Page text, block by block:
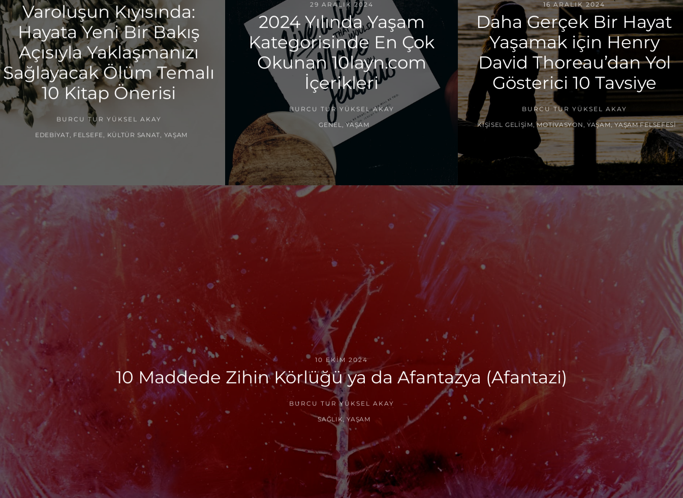
Varoluşun Kıyısında:
Hayata Yeni Bir Bakış
Açısıyla Yaklaşmanızı
Sağlayacak Ölüm Temalı
10 Kitap Önerisi
BURCU TUR YÜKSEL AKAY
EDEBIYAT FELSEFE KÜLTÜR SANAT YAŞAM
29 ARALIK 2024
2024 Yılında Yaşam
Kategorisinde En Çok
Okunan 10layn.com
İçerikleri
BURCU TUR YÜKSEL AKAY
GENEL ,YAŞAM
16 ARALIK 2024
Daha Gerçek Bir Hayat
Yaşamak için Henry
David Thoreau’dan Yol
Gösterici 10 Tavsiye
BURCU TUR YÜKSEL AKAY
KIŞISEL GELIŞIM ,MOTIVASYON ,YAŞAM,YAŞAM FELSEFESI
10 EKIM 2024
10 Maddede Zihin Körlüğü ya da Afantazya (Afantazi)
BURCU TUR YÜKSEL AKAY
SAĞLIK ,YAŞAM